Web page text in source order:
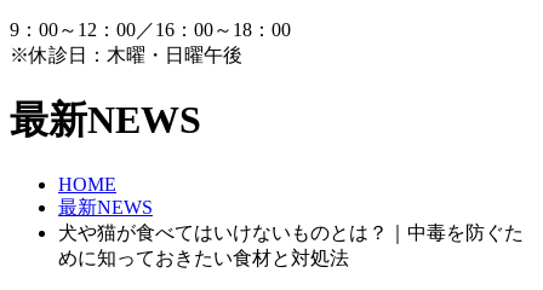
9：00～12：00／16：00～18：00
※休診日：木曜・日曜午後
最新NEWS
HOME
最新NEWS
犬や猫が食べてはいけないものとは？｜中毒を防ぐた
めに知っておきたい食材と対処法